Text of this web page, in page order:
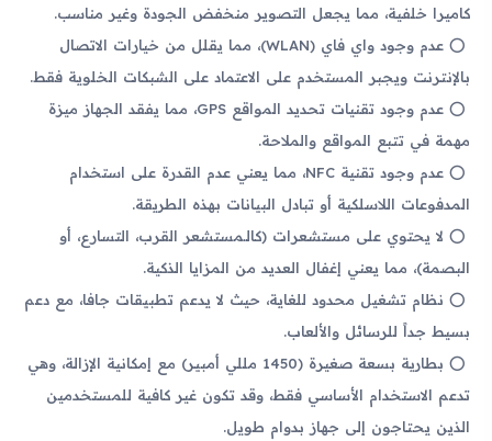
كاميرا خلفية، مما يجعل التصوير منخفض الجودة وغير مناسب.
عدم وجود واي فاي (WLAN)، مما يقلل من خيارات الاتصال
بالإنترنت ويجبر المستخدم على الاعتماد على الشبكات الخلوية فقط.
عدم وجود تقنيات تحديد المواقع GPS، مما يفقد الجهاز ميزة
مهمة في تتبع المواقع والملاحة.
عدم وجود تقنية NFC، مما يعني عدم القدرة على استخدام
المدفوعات اللاسلكية أو تبادل البيانات بهذه الطريقة.
لا يحتوي على مستشعرات (كالـمستشعر القرب، التسارع، أو
البصمة)، مما يعني إغفال العديد من المزايا الذكية.
نظام تشغيل محدود للغاية، حيث لا يدعم تطبيقات جافا، مع دعم
بسيط جداً للرسائل والألعاب.
بطارية بسعة صغيرة (1450 مللي أمبير) مع إمكانية الإزالة، وهي
تدعم الاستخدام الأساسي فقط، وقد تكون غير كافية للمستخدمين
الذين يحتاجون إلى جهاز بدوام طويل.